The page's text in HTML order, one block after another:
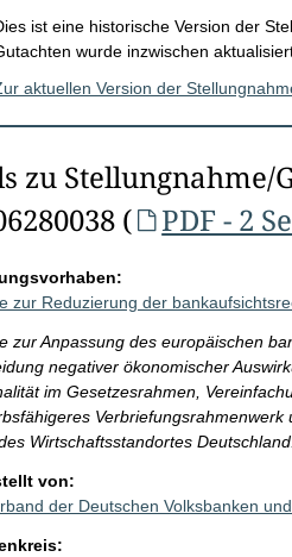
ist eine historische Version der
wurde inzwischen
aktuellen Version der
zu Stellungnahme/
(
PDF - 2
zur Reduzierung der
zur Anpassung des europäischen
negativer ökonomischer
im Gesetzesrahmen,
Wirtschaftsstandortes
von:
der Deutschen Volksbanken